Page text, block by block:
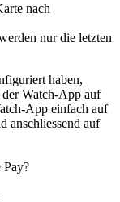
nach
nur die letzten
haben,
Watch-App auf
App einfach auf
anschliessend auf
Pay?